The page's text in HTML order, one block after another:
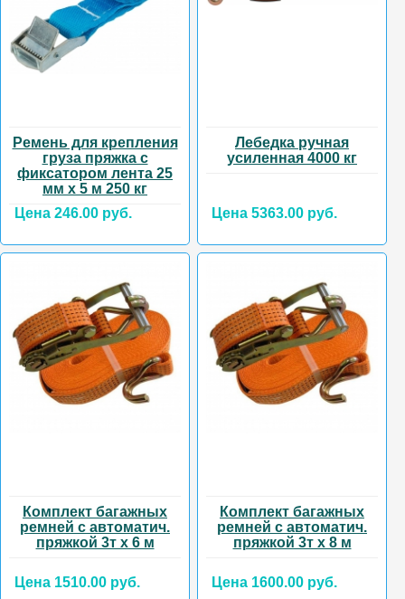
Ремень для крепления
груза пряжка с
фиксатором лента 25
мм х 5 м 250 кг
Цена 246.00 руб.
Лебедка ручная
усиленная 4000 кг
Цена 5363.00 руб.
Комплект багажных
ремней с автоматич.
пряжкой 3т х 6 м
Цена 1510.00 руб.
Комплект багажных
ремней с автоматич.
пряжкой 3т х 8 м
Цена 1600.00 руб.